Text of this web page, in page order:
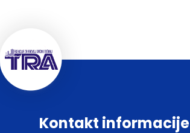
Kontakt informacije